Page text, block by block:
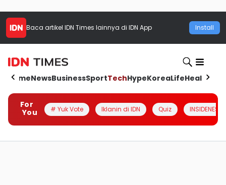
Baca artikel IDN Times lainnya di IDN App Install
HomeNewsBusinessSportTechHypeKoreaLifeHealth
For
You
# Yuk Vote Iklanin di IDN Quiz INSIDENESIA